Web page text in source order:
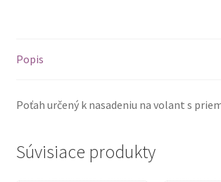
Popis
Poťah určený k nasadeniu na volant s
Súvisiace produkty